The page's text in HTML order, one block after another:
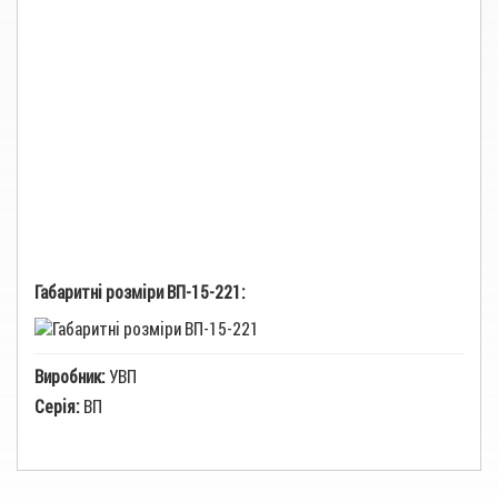
Габаритні розміри ВП-15-221:
Виробник:УВП
Серія: ВП